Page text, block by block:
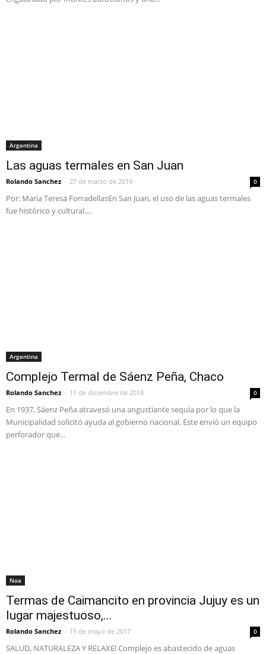
Argentina
Las aguas termales en San Juan
Rolando Sanchez - 27 de marzo de 2019 0
Por: María Teresa ForradellasEn San Juan, el uso de las aguas termales
fue histórico y cultural....
Argentina
Complejo Termal de Sáenz Peña, Chaco
Rolando Sanchez - 11 de diciembre de 2018 0
En 1937, Sáenz Peña atravesó una angustiante sequía por lo que la
Municipalidad solicitó ayuda al gobierno nacional. Este envió un equipo
perforador que...
Noa
Termas de Caimancito en provincia Jujuy es un
lugar majestuoso,...
Rolando Sanchez - 15 de mayo de 2017 0
SALUD, NATURALEZA Y RELAXEl Complejo es abastecido de aguas